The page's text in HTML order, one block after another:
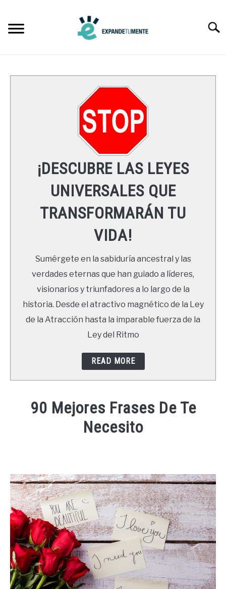
content
LEYES UNIVERSALES
RECURSOS
NEWSLETTER
¡DESCUBRE LAS LEYES
UNIVERSALES QUE
TRANSFORMARÁN TU
VIDA!
Sumérgete en la sabiduría ancestral y las
verdades eternas que han guiado a líderes,
visionarios y triunfadores a lo largo de la
historia. Desde el atractivo magnético de la Ley
de la Atracción hasta la imparable fuerza de la
Ley del Ritmo
READ MORE
90 Mejores Frases De Te
Necesito
in
Frases